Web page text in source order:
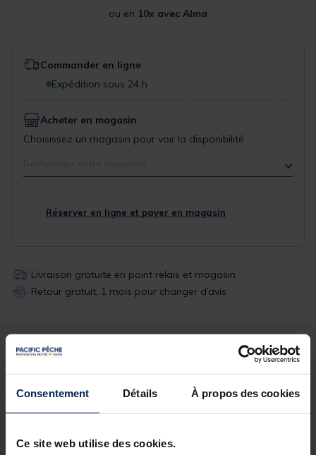
Consentement Détails À propos des cookies
Ce site web utilise des cookies.
ou en 10x avec Alma
Commander en ligne
Expédition sous 24 h
Acheter en magasin
Choisissez un magasin pour voir la disponibilité
Réserver en ligne et payer en magasin
Livraison gratuite en point relais et magasin
Retour gratuit, 1 mois pour changer d’avis
Description & détails